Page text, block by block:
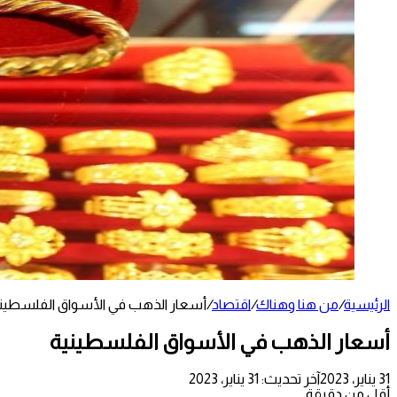
الرئيسية/من هنا وهناك/اقتصاد/أسعار الذهب في الأسواق
أسعار الذهب في الأسواق الفلسطينية
31 يناير، 2023
آخر تحديث: 31 يناير، 2023